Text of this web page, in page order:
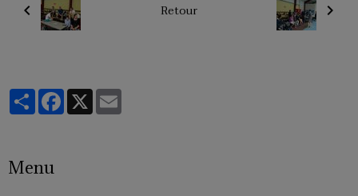
Retour
PartagerFacebook
X
Menu